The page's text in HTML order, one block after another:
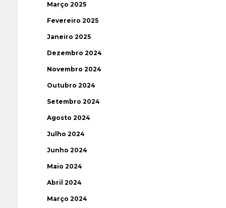
Março 2025
Fevereiro 2025
Janeiro 2025
Dezembro 2024
Novembro 2024
Outubro 2024
Setembro 2024
Agosto 2024
Julho 2024
Junho 2024
Maio 2024
Abril 2024
Março 2024